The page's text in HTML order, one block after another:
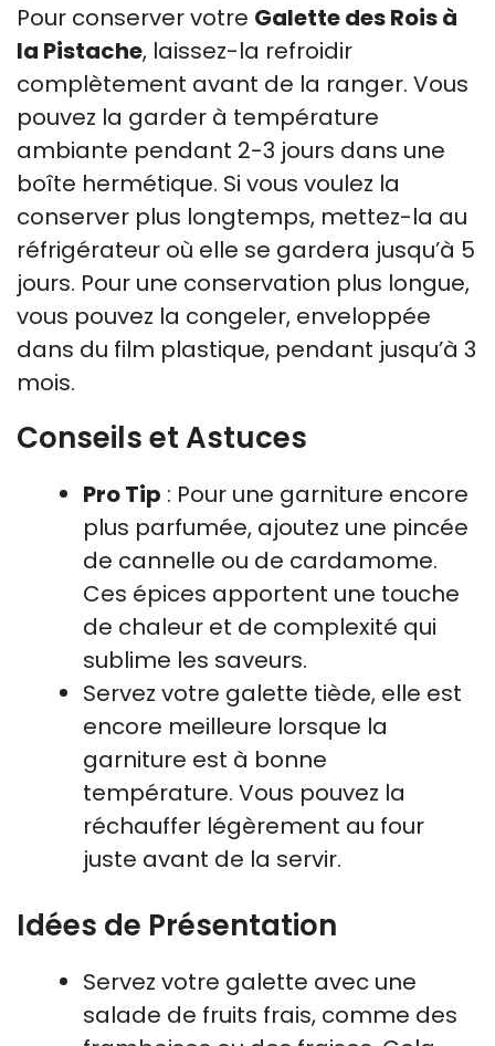
Pour conserver votre Galette des Rois à
la Pistache, laissez-la refroidir
complètement avant de la ranger. Vous
pouvez la garder à température
ambiante pendant 2-3 jours dans une
boîte hermétique. Si vous voulez la
conserver plus longtemps, mettez-la au
réfrigérateur où elle se gardera jusqu’à 5
jours. Pour une conservation plus longue,
vous pouvez la congeler, enveloppée
dans du film plastique, pendant jusqu’à 3
mois.
Conseils et Astuces
Pro Tip : Pour une garniture encore
plus parfumée, ajoutez une pincée
de cannelle ou de cardamome.
Ces épices apportent une touche
de chaleur et de complexité qui
sublime les saveurs.
Servez votre galette tiède, elle est
encore meilleure lorsque la
garniture est à bonne
température. Vous pouvez la
réchauffer légèrement au four
juste avant de la servir.
Idées de Présentation
Servez votre galette avec une
salade de fruits frais, comme des